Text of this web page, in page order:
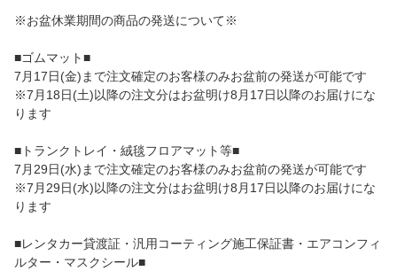
※お盆休業期間の商品の発送について※
■ゴムマット■
7月17日(金)まで注文確定のお客様のみお盆前の発送が可能です
※7月18日(土)以降の注文分はお盆明け8月17日以降のお届けにな
ります
■トランクトレイ・絨毯フロアマット等■
7月29日(水)まで注文確定のお客様のみお盆前の発送が可能です
※7月29日(水)以降の注文分はお盆明け8月17日以降のお届けにな
ります
■レンタカー貸渡証・汎用コーティング施工保証書・エアコンフィ
ルター・マスクシール■